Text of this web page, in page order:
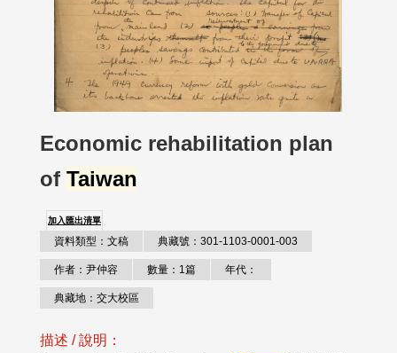
Economic rehabilitation plan
of Taiwan
加入匯出清單
資料類型：文稿 典藏號：301-1103-0001-003
作者：尹仲容 數量：1篇 年代：
典藏地：交大校區
描述 / 說明：